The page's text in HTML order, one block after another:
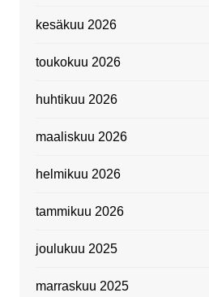
kesäkuu 2026
toukokuu 2026
huhtikuu 2026
maaliskuu 2026
helmikuu 2026
tammikuu 2026
joulukuu 2025
marraskuu 2025